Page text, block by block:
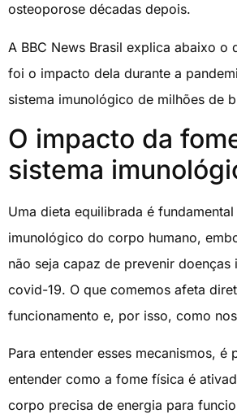
osteoporose décadas depois.
A BBC News Brasil explica abaixo o
foi o impacto dela durante a
sistema imunológico de milhões de
O impacto da
sistema
Uma dieta equilibrada é
imunológico do corpo humano,
não seja capaz de prevenir doenças
covid-19. O que comemos afeta
funcionamento e, por isso, como
Para entender esses mecanismos, é
entender como a fome física é
corpo precisa de energia para